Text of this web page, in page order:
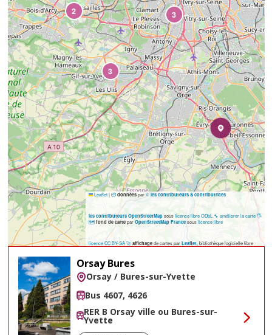
2 3
3
Leaflet|📦 données par© les contributeurs & contributrices
les contributeurs OpenStreetMapsouslicence libre ODbL 🔧 améliorer la carte 🖐️
🗺️ fond de cartepar OpenStreetMap Francesouslicence libre
licence CC BY-SA 🚀 affichagede cartes par Leaflet, bibliothèque logicielle libre
Orsay Bures
Orsay / Bures-sur-Yvette
Bus 4607, 4626
RER B Orsay ville ou Bures-sur-
Yvette Voir